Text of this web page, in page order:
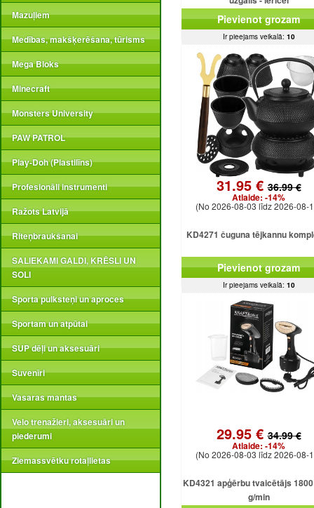
Mazuļiem
Medības, makšķerēšana, tūrisms
Mega Bloks
Minecraft
Monsters University
PAW PATROL
Play-Doh (Plastilīns)
Profesionāli instrumenti
Ražots Latvijā
Riteņbraukšanai
SALIEKAMI GALDI, KRĒSLI UN
SOLI
Sporta pulksteņi un aproces
Sportam un atpūtai
SUP dēļi un aksesuāri
Suvenīri
Vasaras mantas
Velo trenažieri, aksesuāri un
piederumi
Ziemassvētku rotaļlietas
Pievienot grozam
Ir pieejams veikalā: 10
31.95 €36.99 €
Atlaide: -14%
(No 2026-08-03 līdz 2026-08-
KD4271 čuguna tējkannu
Pievienot grozam
Ir pieejams veikalā: 10
29.95 €34.99 €
Atlaide: -14%
(No 2026-08-03 līdz 2026-08-
KD4321 apģērbu tvaicētājs
g/min